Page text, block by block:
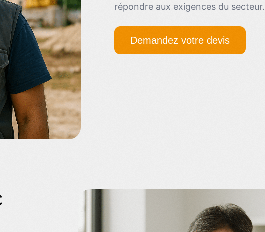
répondre aux exigences du secteur.
Demandez votre devis